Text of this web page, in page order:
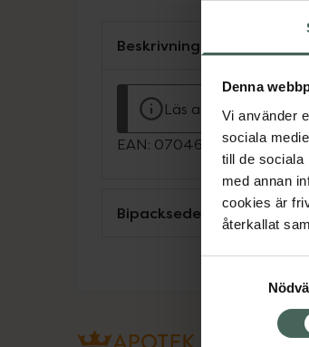
Denna
Vi använder
sociala
till de sociala
med annan
cookies är
återkallat
Beskrivning
Läs alltid
EAN: 07046264364895
Bipacksedel från FASS